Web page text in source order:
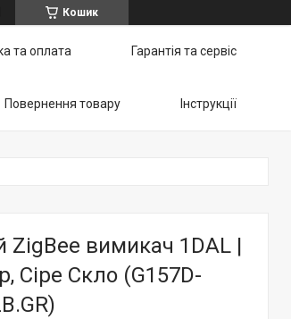
Кошик
та оплата Гарантія та сервіс
Повернення товару Інструкції
ZigBee вимикач 1DAL |
Сіре Скло (G157D-